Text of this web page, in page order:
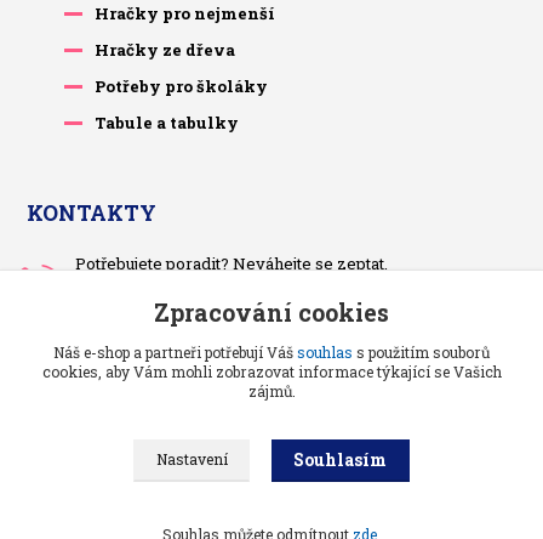
Hračky pro nejmenší
Hračky ze dřeva
Potřeby pro školáky
Tabule a tabulky
KONTAKTY
Potřebujete poradit? Neváhejte se zeptat.
Po-čt, po 13 hodině
pietrasova.p@seznam.cz
Vše pro děti a kojence // Grafika a kódování
Zpracování cookies
Náš e-shop a partneři potřebují Vášsouhlas s použitím souborů
cookies, aby Vám mohli zobrazovat informace týkající se Vašich
zájmů.
Nastavení Souhlasím
Souhlas můžete odmítnout zde